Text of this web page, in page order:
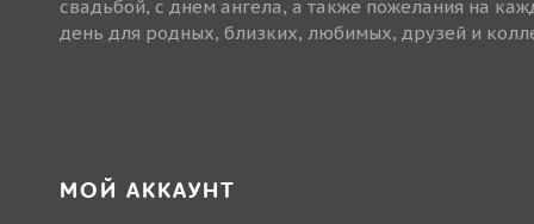
свадьбой, с днем ангела, а также пожелания на
день для родных, близких, любимых, друзей и
МОЙ АККАУНТ